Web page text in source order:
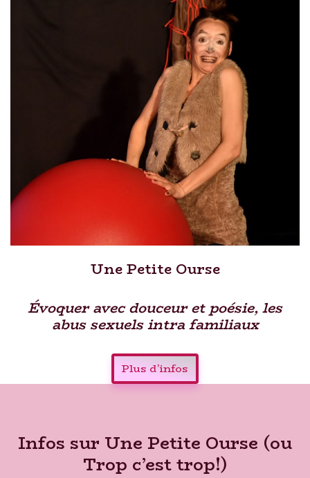
Une Petite Ourse
Évoquer avec douceur et poésie, les
abus sexuels intra familiaux
Plus d’infos
Infos sur Une Petite Ourse (ou
Trop c’est trop!)